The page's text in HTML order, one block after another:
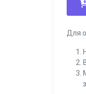
Для